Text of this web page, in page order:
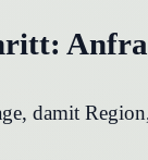
damit